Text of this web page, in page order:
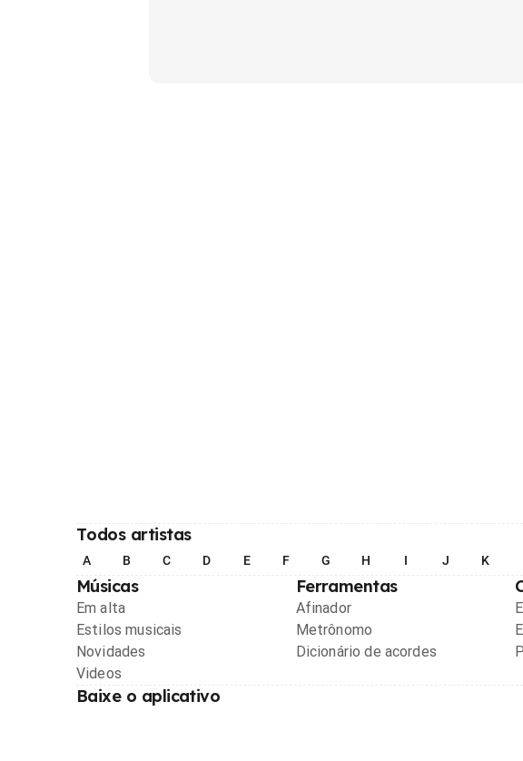
Todos artistas
A B C D E F G H I J K
Músicas
Em alta
Estilos musicais
Novidades
Videos
Ferramentas
Afinador
Metrônomo
Dicionário de acordes
Baixe o aplicativo